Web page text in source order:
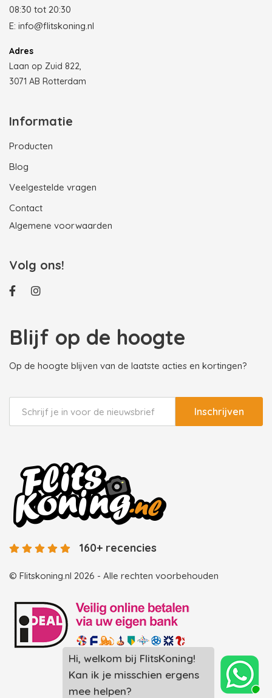
Hi, welkom bij FlitsKoning!
Kan ik je misschien ergens
mee helpen?
08:30 tot 20:30
E: info@flitskoning.nl
Adres
Laan op Zuid 822,
3071 AB Rotterdam
Informatie
Producten
Blog
Veelgestelde vragen
Contact
Algemene voorwaarden
Volg ons!
Blijf op de hoogte
Op de hoogte blijven van de laatste acties en kortingen?
Inschrijven
© Flitskoning.nl 2026 - Alle rechten voorbehouden
160+ recencies
Landingspagina overzicht photobooths
Landingspagina overzicht videobooths
Photobooth huren in Spijkenisse